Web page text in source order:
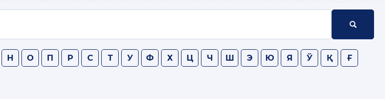
Н О П Р С Т У Ф Х Ц Ч Ш Э Ю Я Ў Қ Ғ